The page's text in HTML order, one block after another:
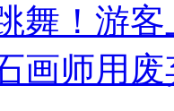
舞！游客
画师用